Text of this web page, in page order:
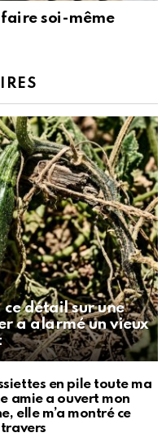
soi-même
détail sur une
a alarmé un vieux
en pile toute ma
amie a ouvert mon
elle m’a montré ce